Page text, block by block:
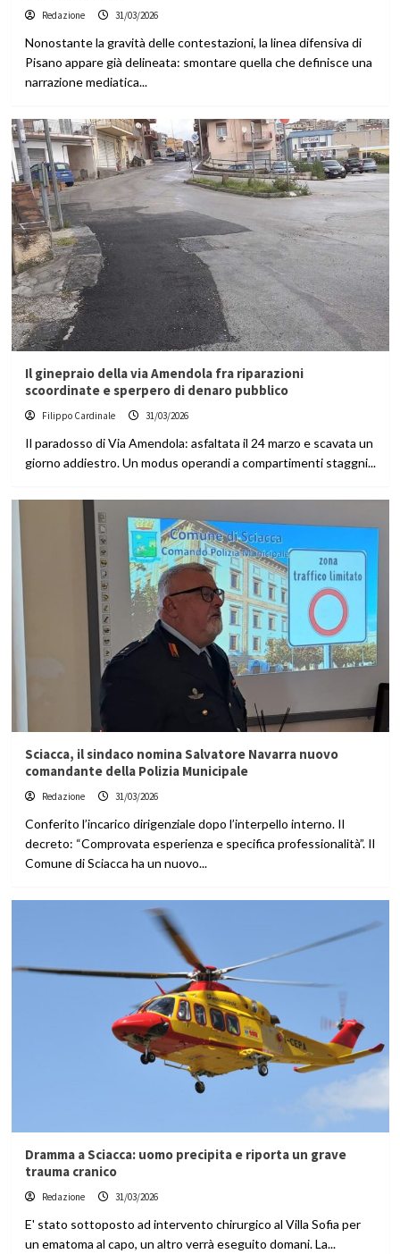
Redazione 31/03/2026
Nonostante la gravità delle contestazioni, la linea difensiva di
Pisano appare già delineata: smontare quella che definisce una
narrazione mediatica...
Il ginepraio della via Amendola fra riparazioni
scoordinate e sperpero di denaro pubblico
Filippo Cardinale 31/03/2026
Il paradosso di Via Amendola: asfaltata il 24 marzo e scavata un
giorno addiestro. Un modus operandi a compartimenti staggni...
Sciacca, il sindaco nomina Salvatore Navarra nuovo
comandante della Polizia Municipale
Redazione 31/03/2026
Conferito l’incarico dirigenziale dopo l’interpello interno. Il
decreto: “Comprovata esperienza e specifica professionalità”. Il
Comune di Sciacca ha un nuovo...
Dramma a Sciacca: uomo precipita e riporta un grave
trauma cranico
Redazione 31/03/2026
E' stato sottoposto ad intervento chirurgico al Villa Sofia per
un ematoma al capo, un altro verrà eseguito domani. La...